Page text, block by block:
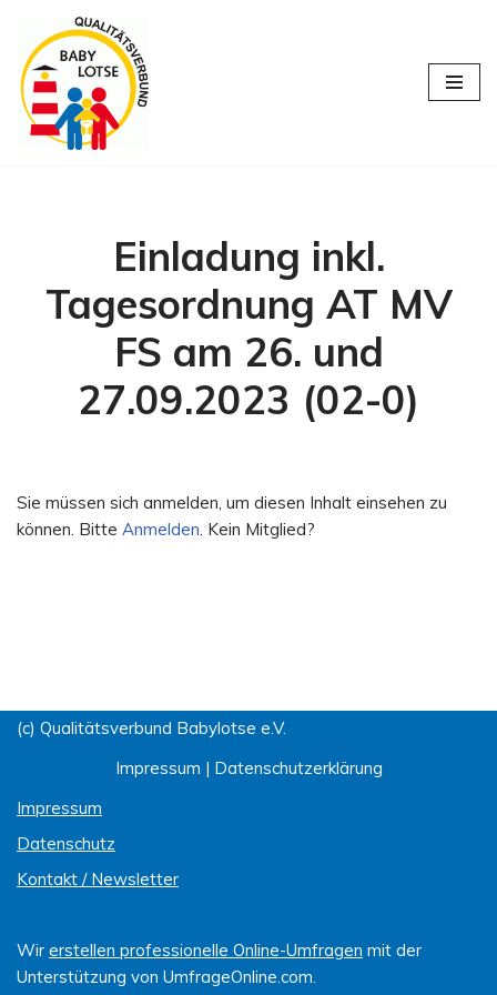
Zum
Inhalt
springen
Einladung inkl.
Tagesordnung AT MV
FS am 26. und
27.09.2023 (02-0)
Sie müssen sich anmelden, um diesen Inhalt einsehen zu
können. Bitte Anmelden. Kein Mitglied?
(c) Qualitätsverbund Babylotse e.V.
Impressum | Datenschutzerklärung
Impressum
Datenschutz
Kontakt / Newsletter
Wir erstellen professionelle Online-Umfragen mit der
Unterstützung von UmfrageOnline.com.